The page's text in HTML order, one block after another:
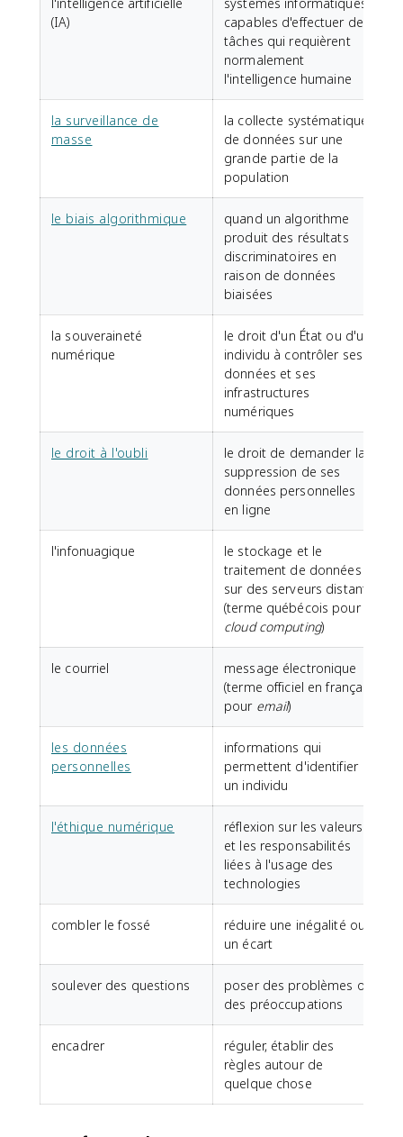
(IA)
capables d'effectuer des
tâches qui requièrent
normalement
l'intelligence humaine
la surveillance de
masse
la collecte systématique
de données sur une
grande partie de la
population
le biais algorithmique
quand un algorithme
produit des résultats
discriminatoires en
raison de données
biaisées
la souveraineté
numérique
le droit d'un État ou d'un
individu à contrôler ses
données et ses
infrastructures
numériques
le droit à l'oubli
le droit de demander la
suppression de ses
données personnelles
en ligne
l'infonuagique
le stockage et le
traitement de données
sur des serveurs distants
(terme québécois pour
cloud computing)
le courriel
message électronique
(terme officiel en français
pour email)
les données
personnelles
informations qui
permettent d'identifier
un individu
l'éthique numérique
réflexion sur les valeurs
et les responsabilités
liées à l'usage des
technologies
combler le fossé
réduire une inégalité ou
un écart
soulever des questions
poser des problèmes ou
des préoccupations
encadrer
réguler, établir des
règles autour de
quelque chose